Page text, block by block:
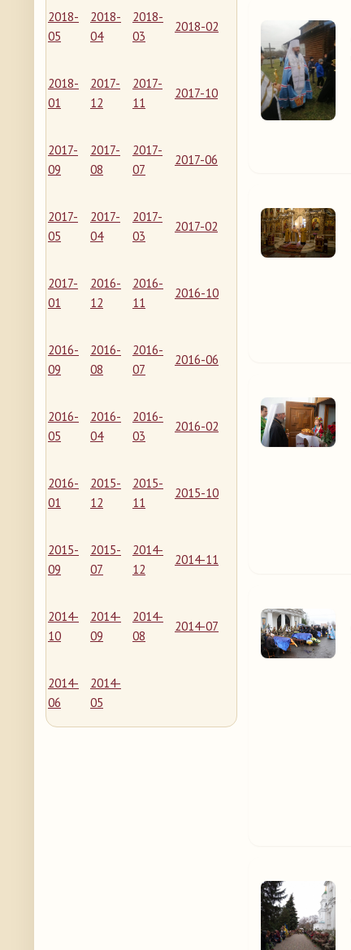
2018-
05
2018-
04
2018-
03
2018-02
2018-
01
2017-
12
2017-
11
2017-10
2017-
09
2017-
08
2017-
07
2017-06
2017-
05
2017-
04
2017-
03
2017-02
2017-
01
2016-
12
2016-
11
2016-10
2016-
09
2016-
08
2016-
07
2016-06
2016-
05
2016-
04
2016-
03
2016-02
2016-
01
2015-
12
2015-
11
2015-10
2015-
09
2015-
07
2014-
12
2014-11
2014-
10
2014-
09
2014-
08
2014-07
2014-
06
2014-
05